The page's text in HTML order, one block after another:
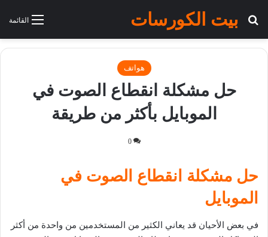
القائمة بيت الكورسات
بحث عن
هواتف
حل مشكلة انقطاع الصوت في
الموبايل بأكثر من طريقة
0
حل مشكلة انقطاع الصوت في
الموبايل
في بعض الأحيان قد يعاني الكثير من المستخدمين من واحدة من أكثر